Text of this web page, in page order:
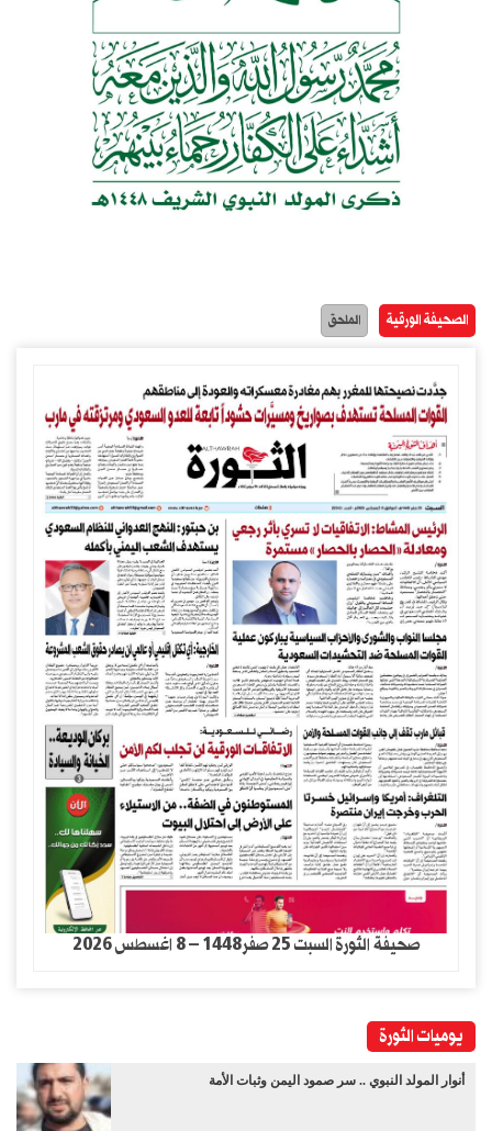
الصحيفة الورقية الملحق
صحيفة الثورة السبت 25 صفر1448 – 8 اغسطس 2026
يوميات الثورة
أنوار المولد النبوي .. سر صمود اليمن وثبات الأمة